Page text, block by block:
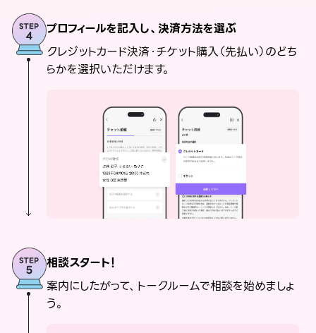
プロフィールを記入し、決済方法を選ぶ
クレジットカード決済・チケット購入（先払い）のどち
らかを選択いただけます。
相談スタート！
案内にしたがって、トークルームで相談を始めましょ
う。